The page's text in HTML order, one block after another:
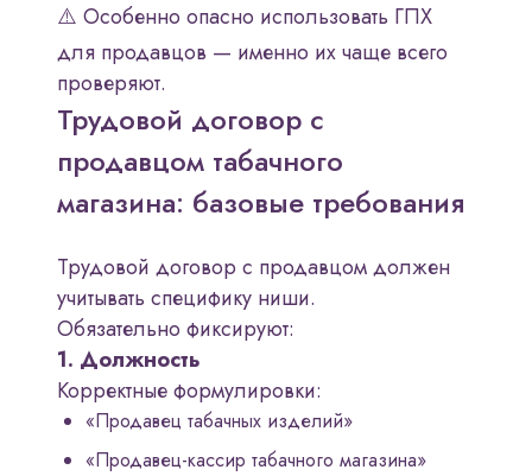
⚠️ Особенно опасно использовать ГПХ
для продавцов — именно их чаще всего
проверяют.
Трудовой договор с
продавцом табачного
магазина: базовые требования
Трудовой договор с продавцом должен
учитывать специфику ниши.
Обязательно фиксируют:
1. Должность
Корректные формулировки:
«Продавец табачных изделий»
«Продавец-кассир табачного магазина»